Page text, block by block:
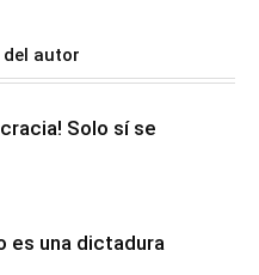
del autor
Solo sí se
es una dictadura